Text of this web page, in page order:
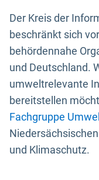
Der Kreis der
beschränkt sich
behördennahe
und Deutschland.
umweltrelevante
bereitstellen
Fachgruppe
und Klimaschutz.